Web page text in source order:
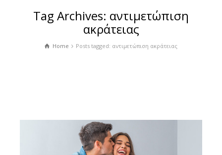
Tag Archives: αντιμετώπιση
ακράτειας
Home Posts tagged: αντιμετώπιση ακράτειας